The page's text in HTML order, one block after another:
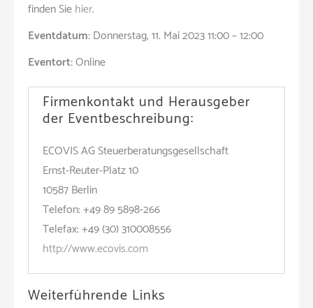
finden Siehier.
Eventdatum:Donnerstag, 11. Mai 2023 11:00 – 12:00
Eventort:Online
Firmenkontakt und Herausgeber
der Eventbeschreibung:
ECOVIS AG Steuerberatungsgesellschaft
Ernst-Reuter-Platz 10
10587 Berlin
Telefon: +49 89 5898-266
Telefax: +49 (30) 310008556
http://www.ecovis.com
Weiterführende Links